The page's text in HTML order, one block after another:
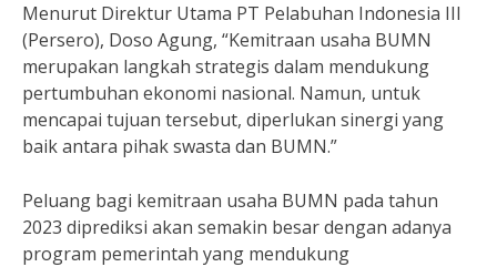
Menurut Direktur Utama PT Pelabuhan Indonesia III
(Persero), Doso Agung, “Kemitraan usaha BUMN
merupakan langkah strategis dalam mendukung
pertumbuhan ekonomi nasional. Namun, untuk
mencapai tujuan tersebut, diperlukan sinergi yang
baik antara pihak swasta dan BUMN.”
Peluang bagi kemitraan usaha BUMN pada tahun
2023 diprediksi akan semakin besar dengan adanya
program pemerintah yang mendukung